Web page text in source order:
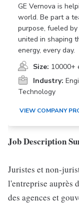
GE Vernova is
world. Be part a
purpose, fueled
united in shaping
energy, every day.
Size: 10000+
Industry:
Technology
VIEW COMPANY
Job Description
Juristes et non-
l'entreprise auprès
des agences et